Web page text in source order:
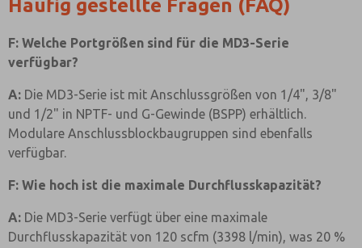
Häufig gestellte Fragen (FAQ)
F: Welche Portgrößen sind für die MD3-Serie
verfügbar?
A: Die MD3-Serie ist mit Anschlussgrößen von 1/4", 3/8"
und 1/2" in NPTF- und G-Gewinde (BSPP) erhältlich.
Modulare Anschlussblockbaugruppen sind ebenfalls
verfügbar.
F: Wie hoch ist die maximale Durchflusskapazität?
A: Die MD3-Serie verfügt über eine maximale
Durchflusskapazität von 120 scfm (3398 l/min), was 20 %